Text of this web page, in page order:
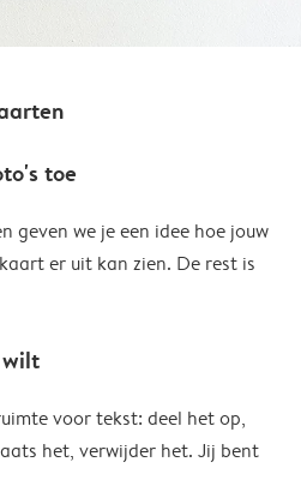
toe
geven we je een idee hoe jouw
er uit kan zien. De rest is
wilt
voor tekst: deel het op,
het, verwijder het. Jij bent